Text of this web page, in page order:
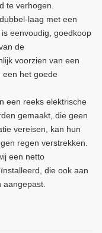
te verhogen.
laag met een
eenvoudig, goedkoop
de
voorzien van een
een het goede
een reeks elektrische
gemaakt, die geen
vereisen, kan hun
regen verstrekken.
een netto
die ook aan